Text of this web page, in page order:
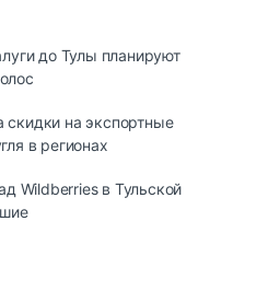
до Тулы планируют
на экспортные
в регионах
Wildberries в Тульской